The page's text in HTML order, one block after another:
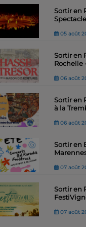
Sortir en
05 août
Sortir en
Rochelle
06 août
Sortir en
à la
06 août
Sortir en
07 août
Sortir en
Voyage
07 août